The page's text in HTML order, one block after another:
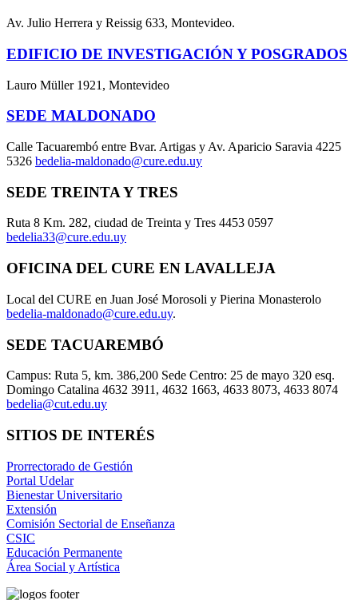
Av. Julio Herrera y Reissig 633, Montevideo.
EDIFICIO DE INVESTIGACIÓN Y POSGRADOS
Lauro Müller 1921, Montevideo
SEDE MALDONADO
Calle Tacuarembó entre Bvar. Artigas y Av. Aparicio Saravia 4225
5326 bedelia-maldonado@cure.edu.uy
SEDE TREINTA Y TRES
Ruta 8 Km. 282, ciudad de Treinta y Tres 4453 0597
bedelia33@cure.edu.uy
OFICINA DEL CURE EN LAVALLEJA
Local del CURE en Juan José Morosoli y Pierina Monasterolo
bedelia-maldonado@cure.edu.uy.
SEDE TACUAREMBÓ
Campus: Ruta 5, km. 386,200 Sede Centro: 25 de mayo 320 esq.
Domingo Catalina 4632 3911, 4632 1663, 4633 8073, 4633 8074
bedelia@cut.edu.uy
SITIOS DE INTERÉS
Prorrectorado de Gestión
Portal Udelar
Bienestar Universitario
Extensión
Comisión Sectorial de Enseñanza
CSIC
Educación Permanente
Área Social y Artística